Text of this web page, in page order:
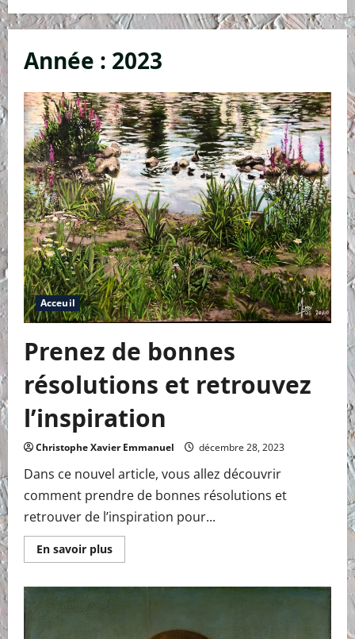
Année : 2023
Acceuil
Prenez de bonnes
résolutions et retrouvez
l’inspiration
Christophe Xavier Emmanuel décembre 28, 2023
Dans ce nouvel article, vous allez découvrir
comment prendre de bonnes résolutions et
retrouver de l’inspiration pour...
En savoir plusEn
savoir
Prenez
résolutions